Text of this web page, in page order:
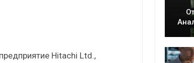
Hitachi Ltd.,
Анализ российского рынка ИБП